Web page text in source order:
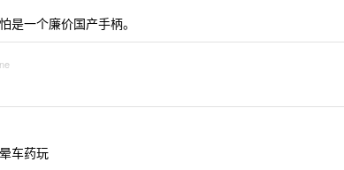
是一个廉价国产手柄。
车药玩